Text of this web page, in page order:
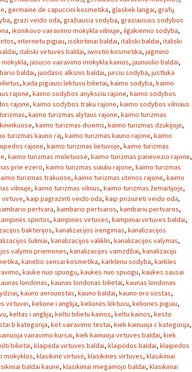
, germaine de capuccini kosmetika, glaskek langai, grafų
, grazi veido oda, gražiausia sodyba, graziausios sodybos
, ikonikovo vairavimo mokykla vilniuje, ilgakiemio sodyba,
, internetu pigiau, isskirtiniai baldai, italiski baldai, italiski
, italiski virtuves baldai, iwostin kosmetika, jagmino
, jasucio vairavimo mokykla kainos, jaunuolio baldai,
baldai, juodasis alksnis baldai, jurciu sodyba, justluka
, kada pigiausi lektuvu bilietai, kaimo sodyba, kaimo
rajone, kaimo sodybos anyksciu rajone, kaimo sodybos
rajone, kaimo sodybos traku rajone, kaimo sodybos vilniaus
, kaimo turizmas alytaus rajone, kaimo turizmas
, kaimo turizmas dviems, kaimo turizmas dzukijoje,
turizmas kauno raj, kaimo turizmas kauno rajone, kaimo
rajone, kaimo turizmas lietuvoje, kaimo turizmas
, kaimo turizmas moletuose, kaimo turizmas panevezio rajone,
prie ezero, kaimo turizmas siauliu rajone, kaimo turizmas
turizmas trakuose, kaimo turizmas utenos rajone, kaimo
vilniuje, kaimo turizmas vilnius, kaimo turizmas žemaitijoje,
virtuve, kaip pagrazinti veido oda, kaip priziureti veido oda,
pertvara, kambario pertvaros, kambariu pertvaros,
spintos, kampines virtuves, kampiniai virtuves baldai,
bakterijos, kanalizacijos irengimas, kanalizacijos
šuliniai, kanalizacijos valiklis, kanalizacijos valymas,
valymo priemones, kanalizacijos vamzdžiai, kanalizaciju
, kanebo sensai kosmetika, karklenu sodyba, karkles
, kauke nuo spuogu, kaukes nuo spuogu, kaukes sausai
londonas, kaunas londonas bilietai, kaunas londonas
, kauno aerouostas, kauno baldai, kauno oro uostas,
virtuvei, kelione i anglija, kelionės lėktuvu, keliones pigiau,
, keltas i anglija, keltu bilietu kainos, keltu kainos, kesto
b kategorija, ket vairavimo testai, kiek kainuoja c kategorija,
vairavimo kursai, kiek kainuoja virtuves baldai, kiek
bilietai, klaipėda virtuves baldai, klaipėdos baldai, klaipedos
mokyklos, klasikinė virtuvė, klasikines virtuves, klasikiniai
baldai kaune, klasikiniai miegamojo baldai, klasikiniai